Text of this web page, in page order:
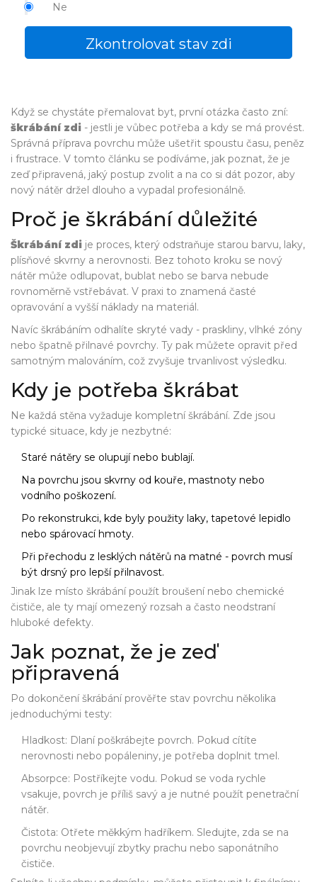
Ne
Zkontrolovat stav zdi
Když se chystáte přemalovat byt, první otázka často zní:
škrábání zdi - jestli je vůbec potřeba a kdy se má provést.
Správná příprava povrchu může ušetřit spoustu času, peněz
i frustrace. V tomto článku se podíváme, jak poznat, že je
zeď připravená, jaký postup zvolit a na co si dát pozor, aby
nový nátěr držel dlouho a vypadal profesionálně.
Proč je škrábání důležité
Škrábání zdi je proces, který odstraňuje starou barvu, laky,
plísňové skvrny a nerovnosti. Bez tohoto kroku se nový
nátěr může odlupovat, bublat nebo se barva nebude
rovnoměrně vstřebávat. V praxi to znamená časté
opravování a vyšší náklady na materiál.
Navíc škrábáním odhalíte skryté vady - praskliny, vlhké zóny
nebo špatně přilnavé povrchy. Ty pak můžete opravit před
samotným malováním, což zvyšuje trvanlivost výsledku.
Kdy je potřeba škrábat
Ne každá stěna vyžaduje kompletní škrábání. Zde jsou
typické situace, kdy je nezbytné:
Staré nátěry se olupují nebo bublají.
Na povrchu jsou skvrny od kouře, mastnoty nebo
vodního poškození.
Po rekonstrukci, kde byly použity laky, tapetové lepidlo
nebo spárovací hmoty.
Při přechodu z lesklých nátěrů na matné - povrch musí
být drsný pro lepší přilnavost.
Jinak lze místo škrábání použít broušenínebo chemické
čističe, ale ty mají omezený rozsah a často neodstraní
hluboké defekty.
Jak poznat, že je zeď
připravená
Po dokončení škrábání prověřte stav povrchu několika
jednoduchými testy:
Hladkost: Dlaní poškrábejte povrch. Pokud cítíte
nerovnosti nebo popáleniny, je potřeba doplnit tmel.
Absorpce: Postříkejte vodu. Pokud se voda rychle
vsakuje, povrch je příliš savý a je nutné použít penetrační
nátěr.
Čistota: Otřete měkkým hadříkem. Sledujte, zda se na
povrchu neobjevují zbytky prachu nebo saponátního
čističe.